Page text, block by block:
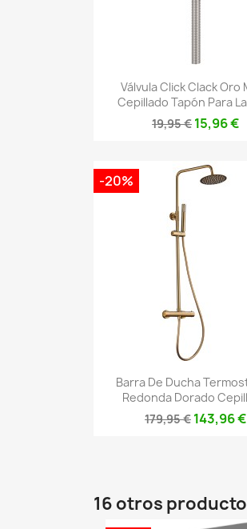
Vista rápida
Válvula Click Clack Oro
Cepillado Tapón Para
19,95 € 15,96 €
Vista rápida
Barra De Ducha
Redonda Dorado
179,95 € 143,96 €
-20%
16 otros